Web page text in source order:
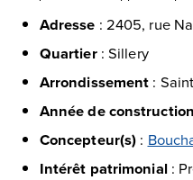
Adresse : 2405, rue
Quartier: Sillery
Arrondissement :
Année de construction
Concepteur(s) :
Intérêt patrimonial: